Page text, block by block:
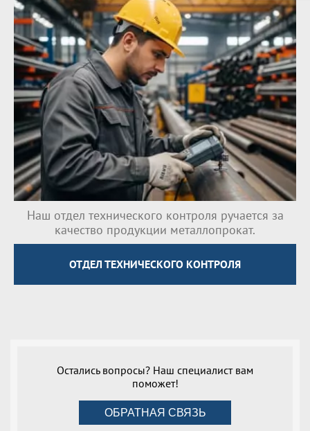
Наш отдел технического контроля ручается за
качество продукции металлопрокат.
ОТДЕЛ ТЕХНИЧЕСКОГО КОНТРОЛЯ
Остались вопросы? Наш специалист вам
поможет!
ОБРАТНАЯ СВЯЗЬ